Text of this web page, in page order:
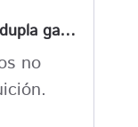
Dashboards estratégicos: la dupla ganadora de Dynamics 365 Business Central y Power BI
no